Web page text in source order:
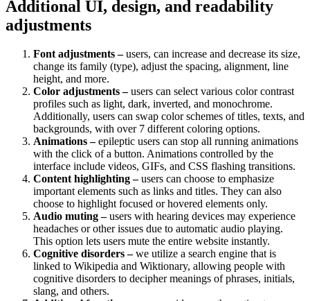
Additional UI, design, and readability
adjustments
Font adjustments –users, can increase and decrease its size,
change its family (type), adjust the spacing, alignment, line
height, and more.
Color adjustments –users can select various color contrast
profiles such as light, dark, inverted, and monochrome.
Additionally, users can swap color schemes of titles, texts, and
backgrounds, with over 7 different coloring options.
Animations –epileptic users can stop all running animations
with the click of a button. Animations controlled by the
interface include videos, GIFs, and CSS flashing transitions.
Content highlighting –users can choose to emphasize
important elements such as links and titles. They can also
choose to highlight focused or hovered elements only.
Audio muting –users with hearing devices may experience
headaches or other issues due to automatic audio playing.
This option lets users mute the entire website instantly.
Cognitive disorders –we utilize a search engine that is
linked to Wikipedia and Wiktionary, allowing people with
cognitive disorders to decipher meanings of phrases, initials,
slang, and others.